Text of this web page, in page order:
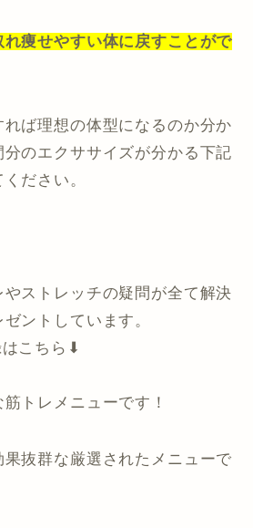
痩せやすい体に戻すことがで
ば理想の体型になるのか分か
分のエクササイズが分かる下記
ださい。
ストレッチの疑問が全て解決
ントしています。
こちら⬇︎
トレメニューです！
抜群な厳選されたメニューで